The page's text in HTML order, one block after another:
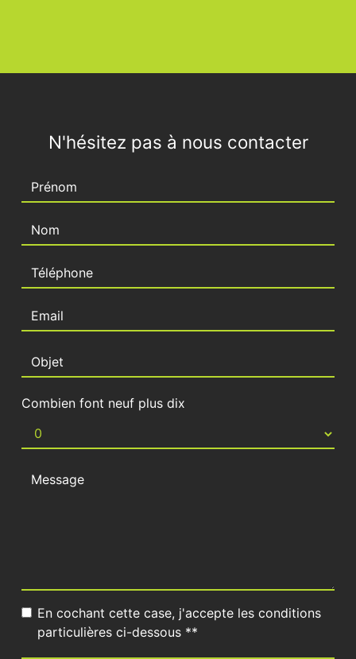
N'hésitez pas à nous contacter
Combien font neuf plus dix
En cochant cette case, j'accepte les conditions
particulières ci-dessous **